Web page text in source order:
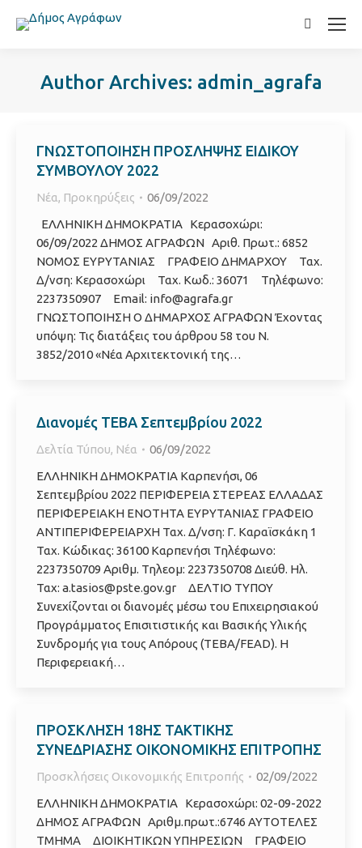
Search:
Author Archives: admin_agrafa
ΓΝΩΣΤΟΠΟΙΗΣΗ ΠΡΟΣΛΗΨΗΣ ΕΙΔΙΚΟΥ
ΣΥΜΒΟΥΛΟΥ 2022
Νέα, Προκηρύξεις
06/09/2022
ΕΛΛΗΝΙΚΗ ΔΗΜΟΚΡΑΤΙΑ Κερασοχώρι:
06/09/2022 ΔΗΜΟΣ ΑΓΡΑΦΩΝ Αριθ. Πρωτ.: 6852
ΝΟΜΟΣ ΕΥΡΥΤΑΝΙΑΣ ΓΡΑΦΕΙΟ ΔΗΜΑΡΧΟΥ Ταχ.
Δ/νση: Κερασοχώρι Ταχ. Κωδ.: 36071 Τηλέφωνο:
2237350907 Email: info@agrafa.gr
ΓΝΩΣΤΟΠΟΙΗΣΗ Ο ΔΗΜΑΡΧΟΣ ΑΓΡΑΦΩΝ Έχοντας
υπόψη: Τις διατάξεις του άρθρου 58 του Ν.
3852/2010 «Νέα Αρχιτεκτονική της…
Διανομές ΤΕΒΑ Σεπτεμβρίου 2022
Δελτία Τύπου, Νέα
06/09/2022
ΕΛΛΗΝΙΚΗ ΔΗΜΟΚΡΑΤΙΑ Καρπενήσι, 06
Σεπτεμβρίου 2022 ΠΕΡΙΦΕΡΕΙΑ ΣΤΕΡΕΑΣ ΕΛΛΑΔΑΣ
ΠΕΡΙΦΕΡΕΙΑΚΗ ΕΝΟΤΗΤΑ ΕΥΡΥΤΑΝΙΑΣ ΓΡΑΦΕΙΟ
ΑΝΤΙΠΕΡΙΦΕΡΕΙΑΡΧΗ Ταχ. Δ/νση: Γ. Καραϊσκάκη 1
Ταχ. Κώδικας: 36100 Καρπενήσι Τηλέφωνο:
2237350709 Αριθμ. Τηλεομ: 2237350708 Διεύθ. Ηλ.
Ταχ: a.tasios@pste.gov.gr ΔΕΛΤΙΟ ΤΥΠΟΥ
Συνεχίζονται οι διανομές μέσω του Επιχειρησιακού
Προγράμματος Επισιτιστικής και Βασικής Υλικής
Συνδρομής για τους Απόρους (ΤΕΒΑ/FEAD). Η
Περιφερειακή…
ΠΡΟΣΚΛΗΣΗ 18ΗΣ ΤΑΚΤΙΚΗΣ
ΣΥΝΕΔΡΙΑΣΗΣ ΟΙΚΟΝΟΜΙΚΗΣ ΕΠΙΤΡΟΠΗΣ
Προσκλήσεις Οικονομικής Επιτροπής
02/09/2022
ΕΛΛΗΝΙΚΗ ΔΗΜΟΚΡΑΤΙΑ Κερασοχώρι: 02-09-2022
ΔΗΜΟΣ ΑΓΡΑΦΩΝ Αριθμ.πρωτ.:6746 ΑΥΤΟΤΕΛΕΣ
ΤΜΗΜΑ ΔΙΟΙΚΗΤΙΚΩΝ ΥΠΗΡΕΣΙΩΝ ΓΡΑΦΕΙΟ